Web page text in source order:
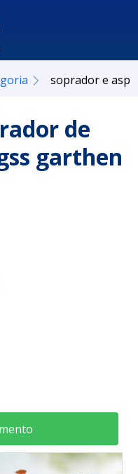
soprador e
de
garthen